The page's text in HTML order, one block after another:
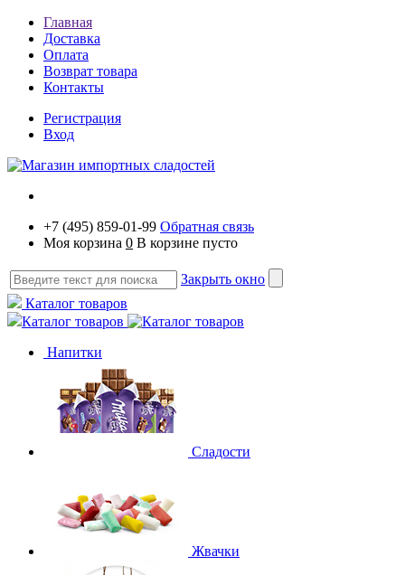
Главная
Доставка
Оплата
Возврат товара
Контакты
Регистрация
Вход
+7 (495) 859-01-99 Обратная связь
Моя корзина 0 В корзине пусто
Закрыть окно
Каталог товаров
Каталог товаров
Напитки
Сладости
Жвачки